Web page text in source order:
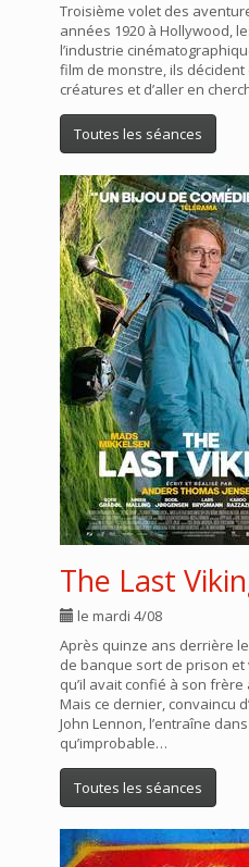
Troisième volet des
années 1920 à Hollywood,
l’industrie
film de monstre, ils
créatures et d’aller en
Toutes les séances
The Last
le mardi 4/08
Après quinze ans derrière
de banque sort de prison
qu’il avait confié à son
Mais ce dernier, convaincu
John Lennon, l’entraîne
qu’improbable…
Toutes les séances